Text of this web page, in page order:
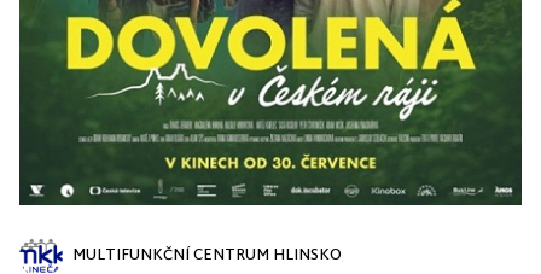
MULTIFUNKČNÍ CENTRUM HLINSKO